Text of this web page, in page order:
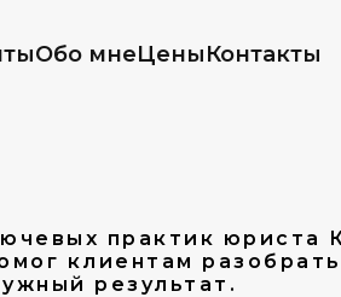
Обо мнеЦеныКонтакты
практик юриста
клиентам
результат.